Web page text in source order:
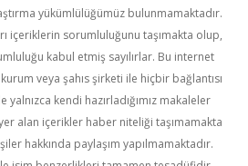
yükümlülüğümüz bulunmamaktadır.
içeriklerin sorumluluğunu taşımakta olup,
kabul etmiş sayılırlar. Bu internet
veya şahıs şirketi ile hiçbir bağlantısı
kendi hazırladığımız makaleler
alan içerikler haber niteliği taşımamakta
hakkında paylaşım yapılmamaktadır.